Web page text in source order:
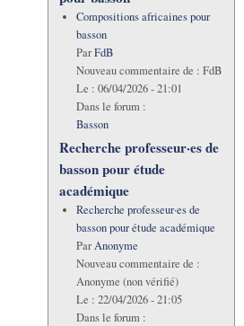
Compositions africaines pour
basson
ParFdB
Nouveau commentaire de : FdB
Le : 06/04/2026 - 21:01
Dans le forum :
Basson
Recherche professeur·es de
basson pour étude
académique
Recherche professeur·es de
basson pour étude académique
ParAnonyme
Nouveau commentaire de :
Anonyme (non vérifié)
Le : 22/04/2026 - 21:05
Dans le forum :